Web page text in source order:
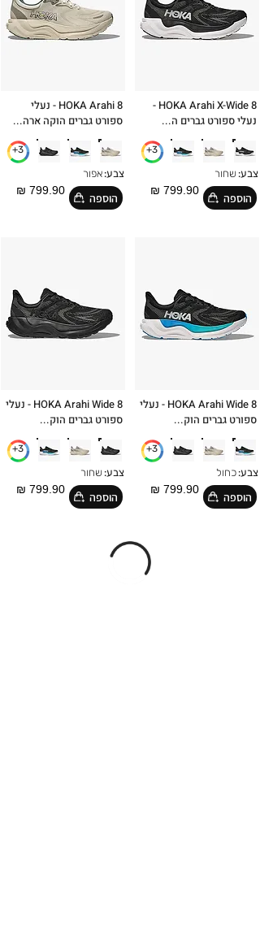
HOKA Arahi X-Wide 8 -
נעלי ספורט גברים ה...
799.90 ₪
הוספה
שחור צבע:
3+
HOKA Arahi Wide 8 - נעלי
ספורט גברים הוק...
799.90 ₪
הוספה
כחול צבע:
3+
HOKA Arahi 8 - נעלי
ספורט גברים הוקה ארה...
799.90 ₪
הוספה
אפור צבע:
3+
HOKA Arahi Wide 8 - נעלי
ספורט גברים הוק...
799.90 ₪
הוספה
שחור צבע:
3+